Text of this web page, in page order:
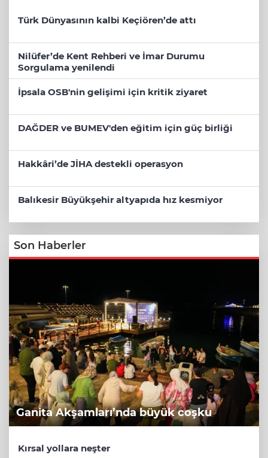
Türk Dünyasının kalbi Keçiören’de attı
Nilüfer’de Kent Rehberi ve İmar Durumu
Sorgulama yenilendi
İpsala OSB'nin gelişimi için kritik ziyaret
DAĞDER ve BUMEV'den eğitim için güç birliği
Hakkâri’de JİHA destekli operasyon
Balıkesir Büyükşehir altyapıda hız kesmiyor
Son Haberler
Ganita Akşamları’nda büyük coşku
Kırsal yollara neşter